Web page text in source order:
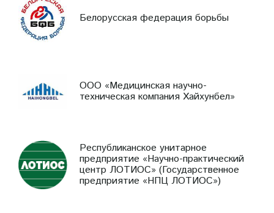
Белорусская федерация борьбы
ООО «Медицинская научно-
техническая компания Хайхунбел»
Республиканское унитарное
предприятие «Научно-практический
центр ЛОТИОС» (Государственное
предприятие «НПЦ ЛОТИОС»)